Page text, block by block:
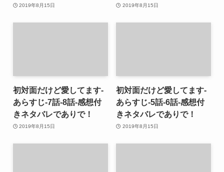
2019年8月15日 2019年8月15日
初対面だけど愛してます-
あらすじ-7話-8話-感想付
きネタバレでありで！
2019年8月15日
初対面だけど愛してます-
あらすじ-5話-6話-感想付
きネタバレでありで！
2019年8月15日